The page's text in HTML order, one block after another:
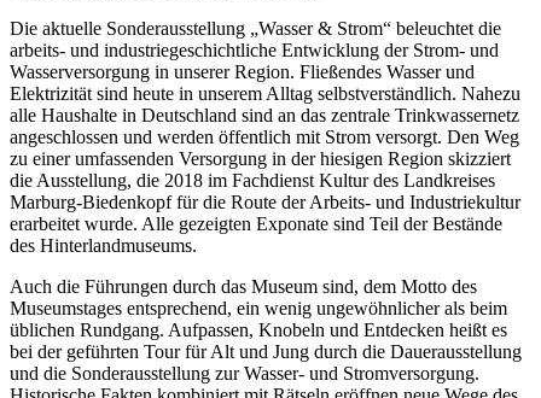
Die aktuelle Sonderausstellung „Wasser & Strom“ beleuchtet die
arbeits- und industriegeschichtliche Entwicklung der Strom- und
Wasserversorgung in unserer Region. Fließendes Wasser und
Elektrizität sind heute in unserem Alltag selbstverständlich. Nahezu
alle Haushalte in Deutschland sind an das zentrale Trinkwassernetz
angeschlossen und werden öffentlich mit Strom versorgt. Den Weg
zu einer umfassenden Versorgung in der hiesigen Region skizziert
die Ausstellung, die 2018 im Fachdienst Kultur des Landkreises
Marburg-Biedenkopf für die Route der Arbeits- und Industriekultur
erarbeitet wurde. Alle gezeigten Exponate sind Teil der Bestände
des Hinterlandmuseums.
Auch die Führungen durch das Museum sind, dem Motto des
Museumstages entsprechend, ein wenig ungewöhnlicher als beim
üblichen Rundgang. Aufpassen, Knobeln und Entdecken heißt es
bei der geführten Tour für Alt und Jung durch die Dauerausstellung
und die Sonderausstellung zur Wasser- und Stromversorgung.